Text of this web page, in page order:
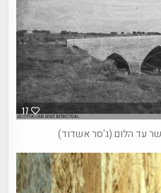
17
עד הלום (ג'סר אשדוד)